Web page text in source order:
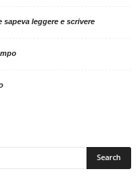
leggere e scrivere